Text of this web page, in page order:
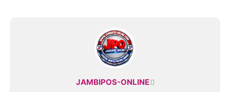
JAMBIPOS-ONLINE